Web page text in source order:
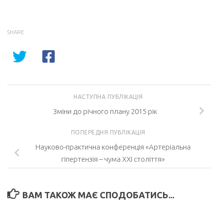
SHARE
НАСТУПНА ПУБЛІКАЦІЯ
Зміни до річного плану 2015 рік
ПОПЕРЕДНЯ ПУБЛІКАЦІЯ
Науково-практична конференція «Артеріальна
гіпертензія – чума XXІ століття»
ВАМ ТАКОЖ МАЄ СПОДОБАТИСЬ...